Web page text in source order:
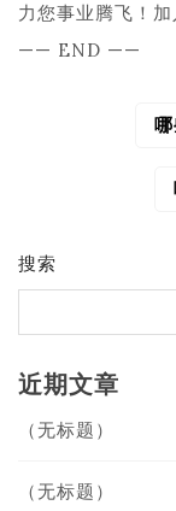
力您事业腾飞！
—— END ——
搜索
近期文章
（无标题）
（无标题）